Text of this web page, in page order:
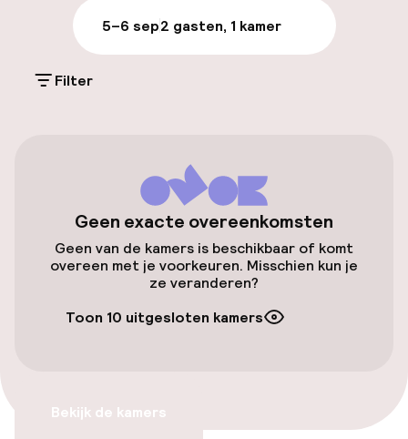
Openbaar parkeren
Fietsverhuur
Overal rolstoeltoegankelijk
Lift
Voor toegankelijkheid
geoptimaliseerde kamers beschikbaar
5–6 sep2 gasten, 1 kamer
Filter
Geen exacte overeenkomsten
Geen van de kamers is beschikbaar of komt
overeen met je voorkeuren. Misschien kun je
ze veranderen?
Toon 10 uitgesloten kamers
Bekijk de kamers